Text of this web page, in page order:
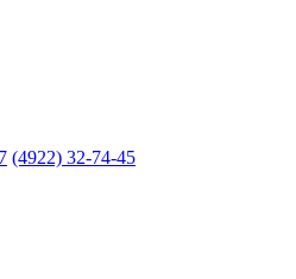
(4922) 32-74-45